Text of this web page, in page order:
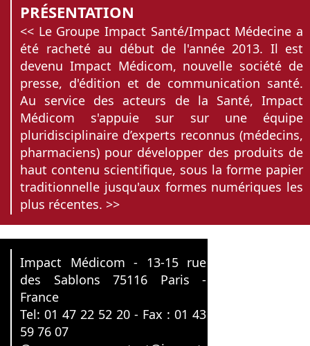
PRÉSENTATION
<< Le Groupe Impact Santé/Impact Médecine a
été racheté au début de l'année 2013. Il est
devenu Impact Médicom, nouvelle société de
presse, d'édition et de communication santé.
Au service des acteurs de la Santé, Impact
Médicom s'appuie sur sur une équipe
pluridisciplinaire d’experts reconnus (médecins,
pharmaciens) pour développer des produits de
haut contenu scientifique, sous la forme papier
traditionnelle jusqu'aux formes numériques les
plus récentes. >>
Impact Médicom - 13-15 rue
des Sablons 75116 Paris -
France
Tel: 01 47 22 52 20 - Fax : 01 43
59 76 07